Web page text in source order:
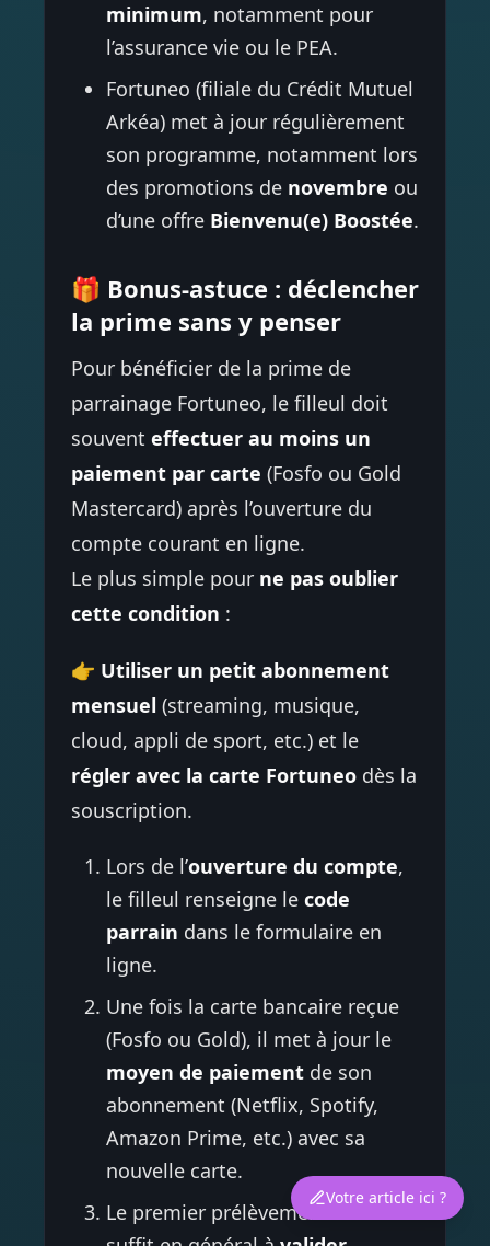
minimum, notamment pour
l’assurance vie ou le PEA.
Fortuneo (filiale du Crédit Mutuel
Arkéa) met à jour régulièrement
son programme, notamment lors
des promotions de novembre ou
d’une offre Bienvenu(e) Boostée.
🎁 Bonus-astuce : déclencher
la prime sans y penser
Pour bénéficier de la prime de
parrainage Fortuneo, le filleul doit
souvent effectuer au moins un
paiement par carte (Fosfo ou Gold
Mastercard) après l’ouverture du
compte courant en ligne.
Le plus simple pour ne pas oublier
cette condition :
👉 Utiliser un petit abonnement
mensuel (streaming, musique,
cloud, appli de sport, etc.) et le
régler avec la carte Fortuneo dès la
souscription.
Lors de l’ouverture du compte,
le filleul renseigne le code
parrain dans le formulaire en
ligne.
Une fois la carte bancaire reçue
(Fosfo ou Gold), il met à jour le
moyen de paiement de son
abonnement (Netflix, Spotify,
Amazon Prime, etc.) avec sa
nouvelle carte.
Le premier prélèvement mensuel
Votre article ici ?